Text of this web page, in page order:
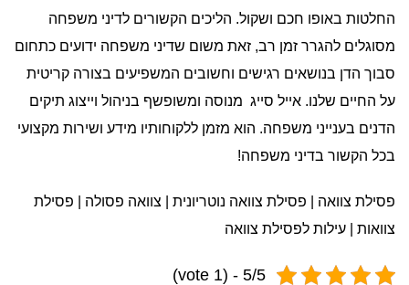
החלטות באופו חכם ושקול. הליכים הקשורים לדיני משפחה
מסוגלים להגרר זמן רב, זאת משום שדיני משפחה ידועים כתחום
סבוך הדן בנושאים רגישים וחשובים המשפיעים בצורה קריטית
על החיים שלנו. אייל סייג מנוסה ומשופשף בניהול וייצוג תיקים
הדנים בענייני משפחה. הוא מזמן ללקוחותיו מידע ושירות מקצועי
בכל הקשור בדיני משפחה!
פסילת צוואה | פסילת צוואה נוטריונית | צוואה פסולה | פסילת
צוואות | עילות לפסילת צוואה
5/5 - (1 vote)